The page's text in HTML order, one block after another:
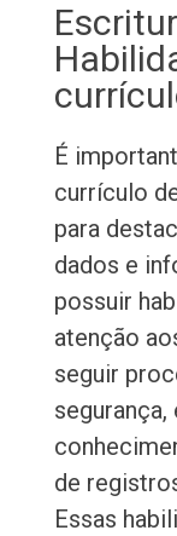
É
currículo
para
dados e
possuir
atenção
seguir
de
Essas